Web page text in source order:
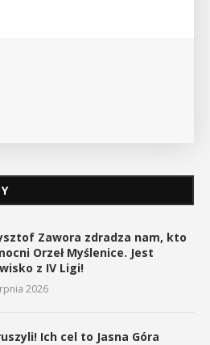
Zawora zdradza nam, kto
Orzeł Myślenice. Jest
z IV Ligi!
2026
Ich cel to Jasna Góra